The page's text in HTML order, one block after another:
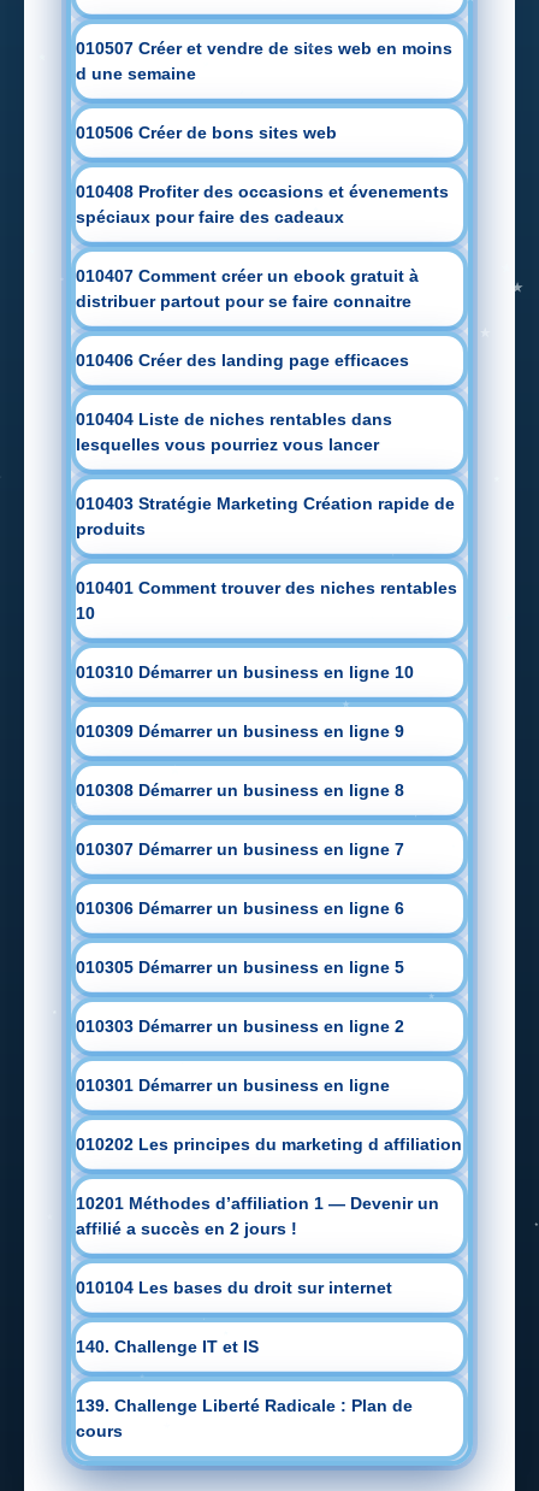
010507 Créer et vendre de sites web en moins
d une semaine
010506 Créer de bons sites web
010408 Profiter des occasions et évenements
spéciaux pour faire des cadeaux
010407 Comment créer un ebook gratuit à
distribuer partout pour se faire connaitre
010406 Créer des landing page efficaces
010404 Liste de niches rentables dans
lesquelles vous pourriez vous lancer
010403 Stratégie Marketing Création rapide de
produits
010401 Comment trouver des niches rentables
10
010310 Démarrer un business en ligne 10
010309 Démarrer un business en ligne 9
010308 Démarrer un business en ligne 8
010307 Démarrer un business en ligne 7
010306 Démarrer un business en ligne 6
010305 Démarrer un business en ligne 5
010303 Démarrer un business en ligne 2
010301 Démarrer un business en ligne
010202 Les principes du marketing d affiliation
10201 Méthodes d’affiliation 1 — Devenir un
affilié a succès en 2 jours !
010104 Les bases du droit sur internet
140. Challenge IT et IS
139. Challenge Liberté Radicale : Plan de
cours